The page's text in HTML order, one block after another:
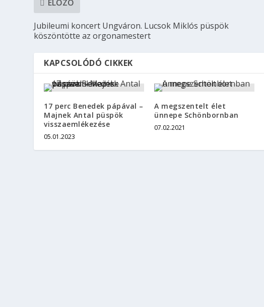
ELŐZŐ
Jubileumi koncert Ungváron. Lucsok Miklós püspök
köszöntötte az orgonamestert
KAPCSOLÓDÓ CIKKEK
17 perc Benedek pápával –
Majnek Antal püspök
visszaemlékezése
05.01.2023
A megszentelt élet
ünnepe Schönbornban
07.02.2021